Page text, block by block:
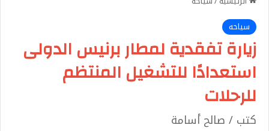
سياحه
زيارة تفقدية لمطار برنيس الدولى
استعدادًا للتشغيل المنتظم
للرحلات
كتب / صالح أسامة